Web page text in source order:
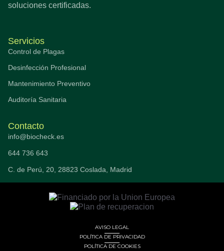
soluciones certificadas.
Servicios
Control de Plagas
Desinfección Profesional
Mantenimiento Preventivo
Auditoría Sanitaria
Contacto
info@biocheck.es
644 736 643
C. de Perú, 20, 28823 Coslada, Madrid
AVISO LEGAL
POLÍTICA DE PRIVACIDAD
POLÍTICA DE COOKIES